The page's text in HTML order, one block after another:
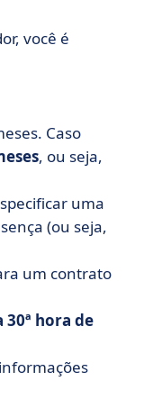
você é
Caso
, ou seja,
uma
(ou seja,
um contrato
hora de